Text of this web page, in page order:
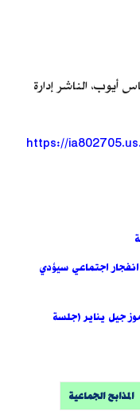
أيوب، الناشر إدارة
https://
اجتماعي سيؤدي
جيل يناير (جلسة
المذابح الجماعية